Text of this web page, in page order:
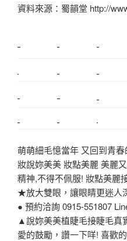
資料來源：蜀韻堂 http://
萌萌細毛憶當年 又回到青
妝說妳美美 妝點美麗 美麗
精神,不得不佩服! 妝點美麗
★放大雙眼，讓眼睛更迷人
● 預約洽詢 0915-551807
▲說妳美美植睫毛接睫毛真
愛的鼓勵，讚一下咩! 喜歡